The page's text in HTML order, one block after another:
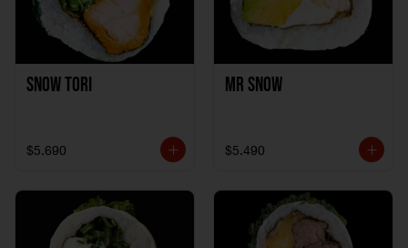
Snow Tori
$5.690
Mr Snow
$5.490